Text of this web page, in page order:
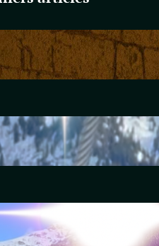
Du Yahvisme au Sionisme
juin 17, 2026
Comirnaty
mai 14, 2026
L’hydroxychloroquine
décembre 29, 2025